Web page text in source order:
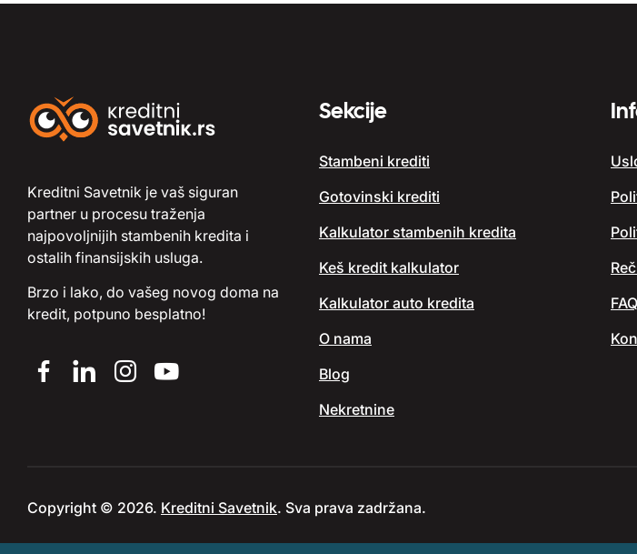
Kreditni Savetnik je vaš siguran
partner u procesu traženja
najpovoljnijih stambenih kredita i
ostalih finansijskih usluga.
Brzo i lako, do vašeg novog doma na
kredit, potpuno besplatno!
Sekcije
Stambeni krediti
Gotovinski krediti
Kalkulator stambenih kredita
Keš kredit kalkulator
Kalkulator auto kredita
O nama
Blog
Nekretnine
FAQ
Copyright © 2026. Kreditni Savetnik. Sva prava zadržana.